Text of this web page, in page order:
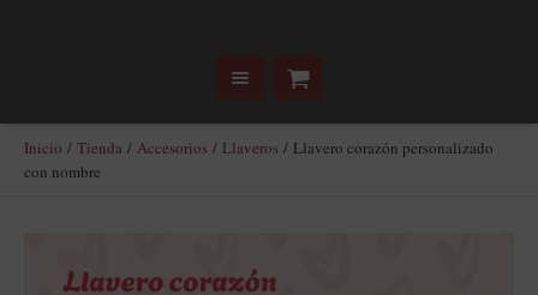
Inicio / Tienda / Accesorios / Llaveros / Llavero corazón personalizado
con nombre